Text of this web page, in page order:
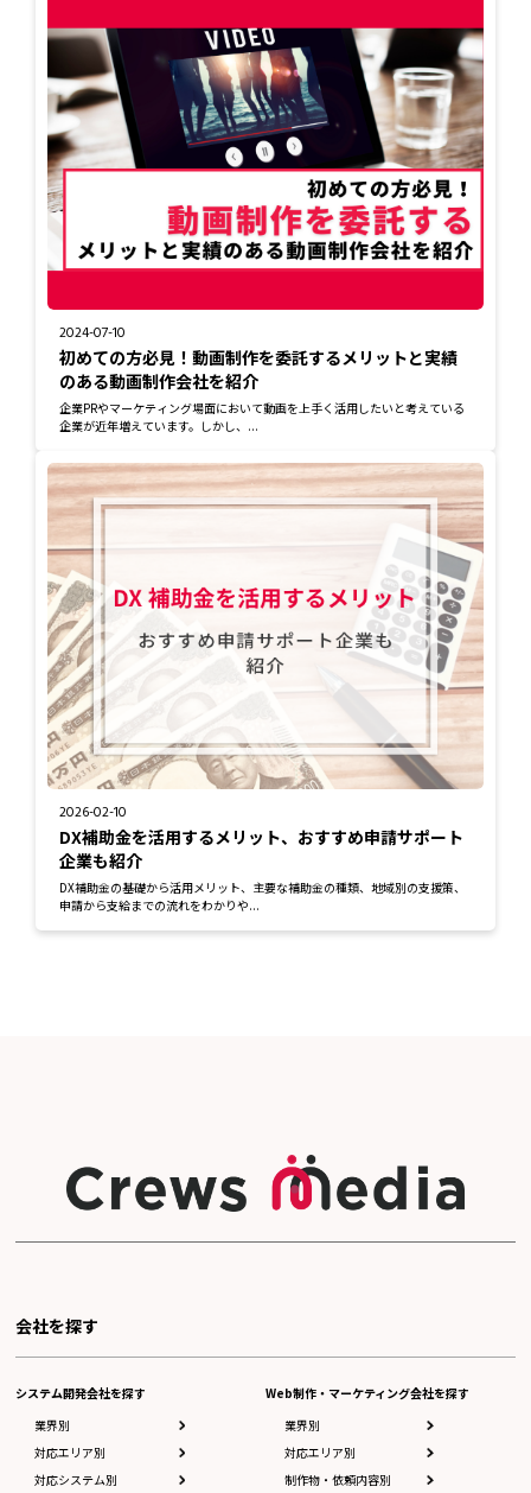
2024-07-10
初めての方必見！動画制作を委託するメリットと実績
のある動画制作会社を紹介
企業PRやマーケティング場面において動画を上手く活用したいと考えている
企業が近年増えています。しかし、...
2026-02-10
DX補助金を活用するメリット、おすすめ申請サポート
企業も紹介
DX補助金の基礎から活用メリット、主要な補助金の種類、地域別の支援策、
申請から支給までの流れをわかりや...
会社を探す
システム開発会社を探す
業界別
対応エリア別
対応システム別
Web制作・マーケティング会社を探す
業界別
対応エリア別
制作物・依頼内容別